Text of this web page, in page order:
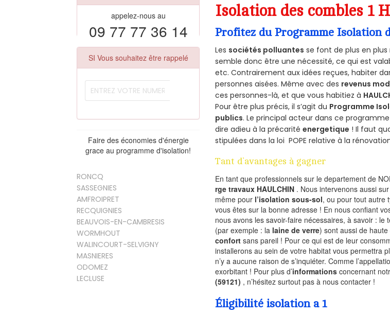
appelez-nous au
09 77 77 36 14
SI Vous souhaitez être rappelé
Faire des économies d'énergie
grace au programme d'isolation!
RONCQ
SASSEGNIES
AMFROIPRET
RECQUIGNIES
BEAUVOIS-EN-CAMBRESIS
WORMHOUT
WALINCOURT-SELVIGNY
MASNIERES
ODOMEZ
LECLUSE
Isolation des combles 1
Profitez du Programme Isolation
Les sociétés polluantes se font de plus en
semble donc être une nécessité, ce qui est
etc. Contrairement aux idées reçues, habiter
personnes aisées. Même avec des revenus
ces personnes-là, et que vous habitiez à
Pour être plus précis, il s’agit du Programme
publics. Le principal acteur dans ce
dire adieu à la précaritéenergetique ! Il faut
stipulées dans la loi POPE relative à la
Tant d’avantages à gagner
En tant que professionnels sur le departement de
rge travaux HAULCHIN . Nous intervenons aussi
même pour l’isolation sous-sol, ou pour tout autre
vous êtes sur la bonne adresse ! En nous confiant
nous avons les savoir-faire nécessaires, à savoir : le
(par exemple : la laine de verre) sont aussi de
confort sans pareil ! Pour ce qui est de leur
installerons au sein de votre habitat vous permettra
n’y a aucune raison de s’inquiéter. Comme
exorbitant ! Pour plus d’informations concernant
(59121) , n’hésitez surtout pas à nous contacter !
Éligibilité isolation a 1